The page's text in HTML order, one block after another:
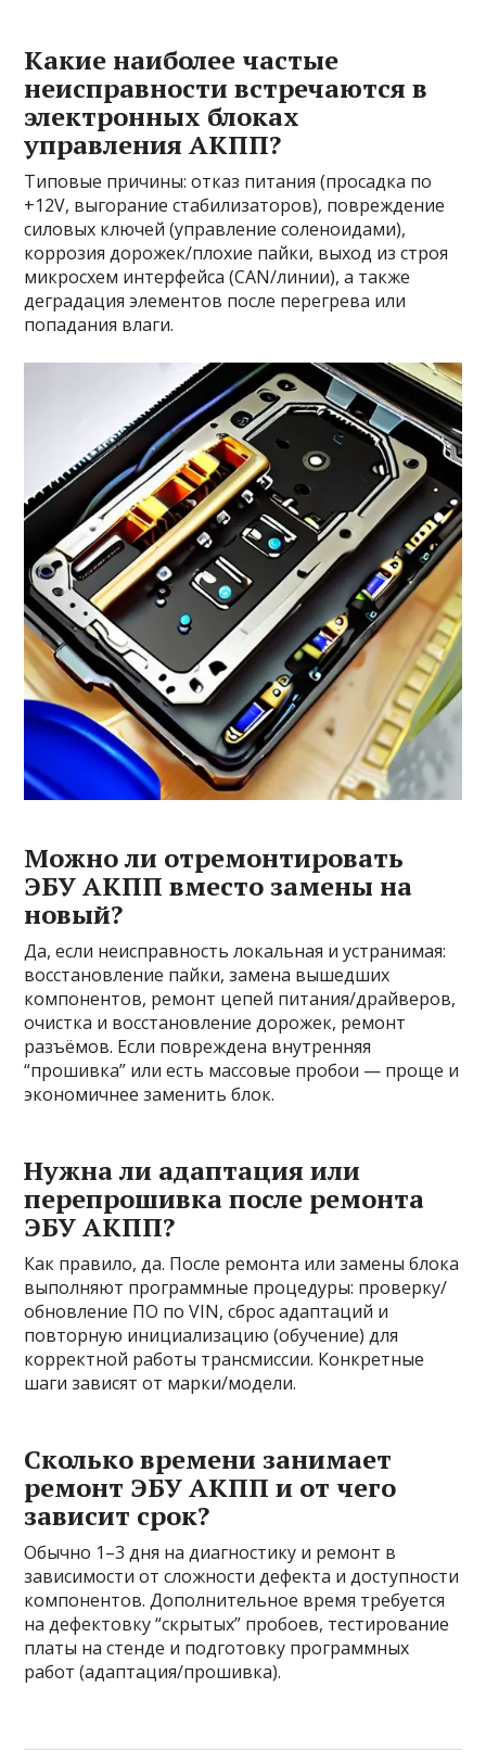
Какие наиболее частые
неисправности встречаются в
электронных блоках
управления АКПП?
Типовые причины: отказ питания (просадка по
+12V, выгорание стабилизаторов), повреждение
силовых ключей (управление соленоидами),
коррозия дорожек/плохие пайки, выход из строя
микросхем интерфейса (CAN/линии), а также
деградация элементов после перегрева или
попадания влаги.
Можно ли отремонтировать
ЭБУ АКПП вместо замены на
новый?
Да, если неисправность локальная и устранимая:
восстановление пайки, замена вышедших
компонентов, ремонт цепей питания/драйверов,
очистка и восстановление дорожек, ремонт
разъёмов. Если повреждена внутренняя
“прошивка” или есть массовые пробои — проще и
экономичнее заменить блок.
Нужна ли адаптация или
перепрошивка после ремонта
ЭБУ АКПП?
Как правило, да. После ремонта или замены блока
выполняют программные процедуры: проверку/
обновление ПО по VIN, сброс адаптаций и
повторную инициализацию (обучение) для
корректной работы трансмиссии. Конкретные
шаги зависят от марки/модели.
Сколько времени занимает
ремонт ЭБУ АКПП и от чего
зависит срок?
Обычно 1–3 дня на диагностику и ремонт в
зависимости от сложности дефекта и доступности
компонентов. Дополнительное время требуется
на дефектовку “скрытых” пробоев, тестирование
платы на стенде и подготовку программных
работ (адаптация/прошивка).